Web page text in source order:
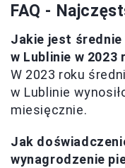
FAQ -
Jakie jest
w Lublinie w 2023
W 2023 roku
w Lublinie
miesięcznie.
Jak
wynagrodzenie